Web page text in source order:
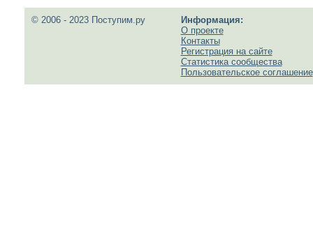
© 2006 - 2023 Поступим.ру
Информация:
О проекте
Контакты
Регистрация на сайте
Статистика сообщества
Пользовательское соглашение